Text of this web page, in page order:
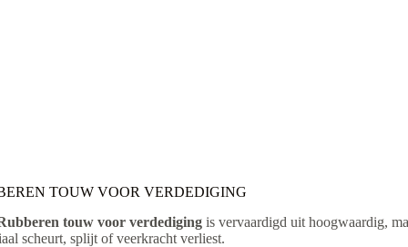
TOUW VOOR VERDEDIGING
touw voor verdediging is vervaardigd uit hoogwaardig,
scheurt, splijt of veerkracht verliest.